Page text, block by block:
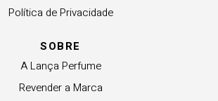
Política de Privacidade
SOBRE
A Lança Perfume
Revender a Marca